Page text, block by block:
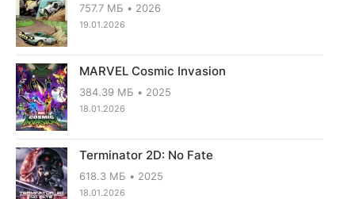
757.7 МБ 2026
19.01.2026
MARVEL Cosmic Invasion
384.39 МБ 2025
18.01.2026
Terminator 2D: No Fate
618.3 МБ 2025
18.01.2026